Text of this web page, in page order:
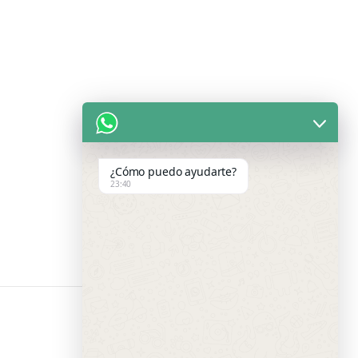
¿Cómo puedo ayudarte?
23:40